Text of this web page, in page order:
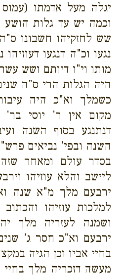
יגלה מעל אדמתו (עמוס
וכמה יש עד גלות
שש לחזקיהו חשבונו
נגעו וכ"ה דנגעו
מותו וי"ו דיותם ושש
היה הגלות הרי ס"ה
כשמלך וא"כ היה
מקום אין ר' יוסי בר'
דנתנגע בסוף השנה
השנה ובפי' נביאים
בסדר עולם ומאחר
ליישב והלא עוזיהו
ירבעם מלך מ"א שנה
למלכות עוזיהו
ושמנה לעזריה מלך
ירבעם וא"כ חסר ג'
בחיי אביו וכן הגיה
מעשה דזכריה מלך בחיי